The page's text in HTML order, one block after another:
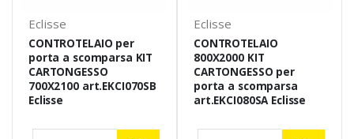
Eclisse
CONTROTELAIO per
porta a scomparsa KIT
CARTONGESSO
700X2100 art.EKCI070SB
Eclisse
Eclisse
CONTROTELAIO
800X2000 KIT
CARTONGESSO per
porta a scomparsa
art.EKCI080SA Eclisse